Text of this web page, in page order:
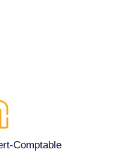
Comptable